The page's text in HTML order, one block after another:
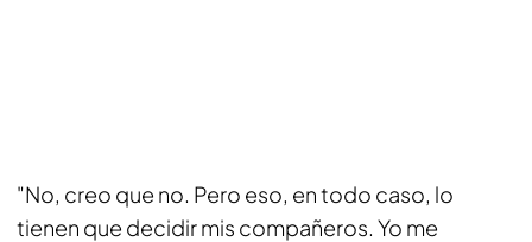
"No, creo que no. Pero eso, en todo caso, lo
tienen que decidir mis compañeros. Yo me